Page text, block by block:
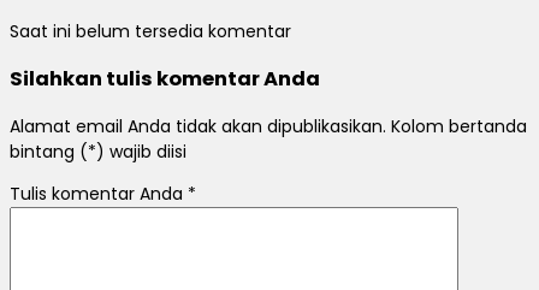
Saat ini belum tersedia komentar
Silahkan tulis komentar Anda
Alamat email Anda tidak akan dipublikasikan. Kolom bertanda
bintang (*) wajib diisi
Tulis komentar Anda *